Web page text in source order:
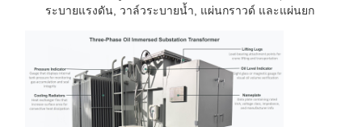
ระบายแรงดัน, วาล์วระบายน้ำ, แผ่นกราวด์ และแผ่นยก